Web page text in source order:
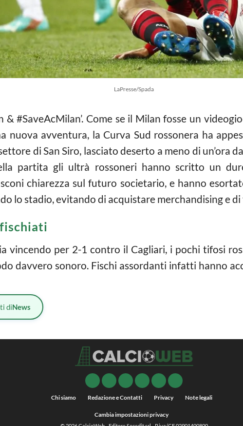
LaPresse/Spada
& #SaveAcMilan’. Come se il Milan fosse un
nuova avventura, la Curva Sud rossonera ha
di San Siro, lasciato deserto a meno di un’ora
partita gli ultrà rossoneri hanno scritto un
chiarezza sul futuro societario, e hanno
lo stadio, evitando di acquistare merchandising e di
vincendo per 2-1 contro il Cagliari, i pochi tifosi
davvero sonoro. Fischi assordanti infatti hanno
diNews
Chi siamo Redazione e Contatti Privacy Note legali
Cambia impostazioni privacy